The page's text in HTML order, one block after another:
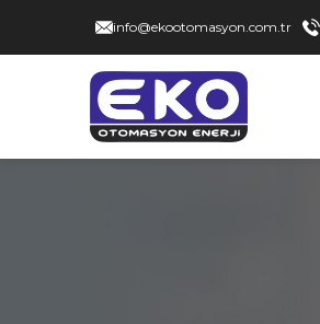
info@ekootomasyon.com.tr